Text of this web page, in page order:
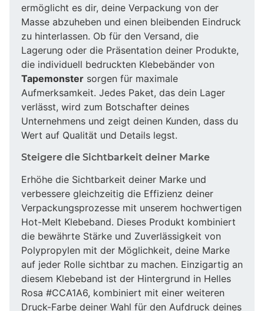
ermöglicht es dir, deine Verpackung von der
Masse abzuheben und einen bleibenden Eindruck
zu hinterlassen. Ob für den Versand, die
Lagerung oder die Präsentation deiner Produkte,
die individuell bedruckten Klebebänder von
Tapemonster sorgen für maximale
Aufmerksamkeit. Jedes Paket, das dein Lager
verlässt, wird zum Botschafter deines
Unternehmens und zeigt deinen Kunden, dass du
Wert auf Qualität und Details legst.
Steigere die Sichtbarkeit deiner Marke
Erhöhe die Sichtbarkeit deiner Marke und
verbessere gleichzeitig die Effizienz deiner
Verpackungsprozesse mit unserem hochwertigen
Hot-Melt Klebeband. Dieses Produkt kombiniert
die bewährte Stärke und Zuverlässigkeit von
Polypropylen mit der Möglichkeit, deine Marke
auf jeder Rolle sichtbar zu machen. Einzigartig an
diesem Klebeband ist der Hintergrund in Helles
Rosa #CCA1A6, kombiniert mit einer weiteren
Druck-Farbe deiner Wahl für den Aufdruck deines